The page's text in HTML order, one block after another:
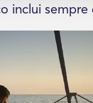
inclui